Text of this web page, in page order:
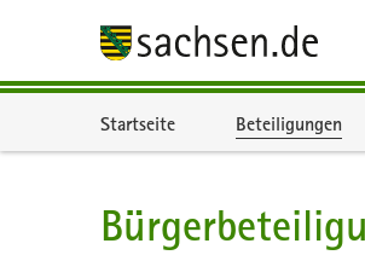
Startseite Beteiligungen